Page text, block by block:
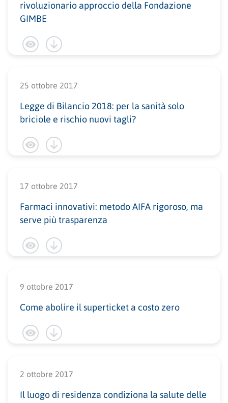
rivoluzionario approccio della Fondazione
GIMBE
25 ottobre 2017
Legge di Bilancio 2018: per la sanità solo
briciole e rischio nuovi tagli?
17 ottobre 2017
Farmaci innovativi: metodo AIFA rigoroso, ma
serve più trasparenza
9 ottobre 2017
Come abolire il superticket a costo zero
2 ottobre 2017
Il luogo di residenza condiziona la salute delle